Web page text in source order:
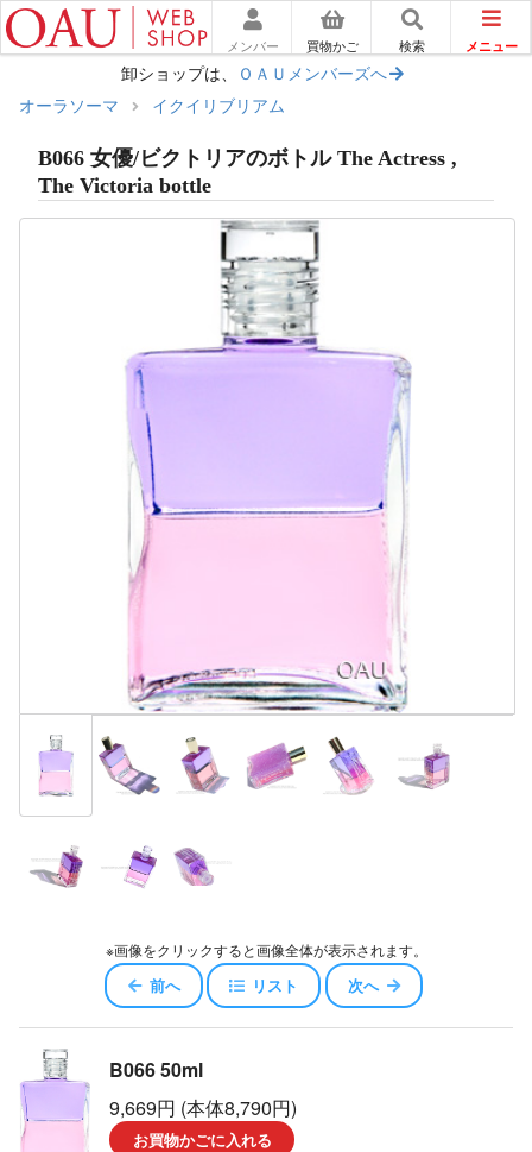
メンバー 買物かご 検索 メニュー
卸ショップは、
ＯＡＵメンバーズへ
オーラソーマ
イクイリブリアム
B066 女優/ビクトリアのボトル The Actress ,
The Victoria bottle
※画像をクリックすると画像全体が表示されます。
前へ リスト 次へ
B066 50ml
9,669円 (本体8,790円)
お買物かごに入れる